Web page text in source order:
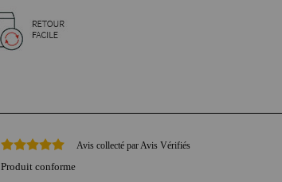
Avis collecté par Avis Vérifiés
Produit conforme